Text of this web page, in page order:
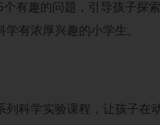
有趣的问题，引导孩子探
学有浓厚兴趣的小学生。
列科学实验课程，让孩子在